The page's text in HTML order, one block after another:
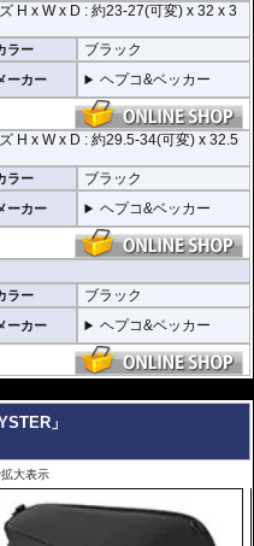
x W x D : 約23-27(可変) x 32 x 3
ラー ブラック
ーカー ヘプコ&ベッカー
x W x D : 約29.5-34(可変) x 32.5
ラー ブラック
ーカー ヘプコ&ベッカー
ラー ブラック
ーカー ヘプコ&ベッカー
」
大表示